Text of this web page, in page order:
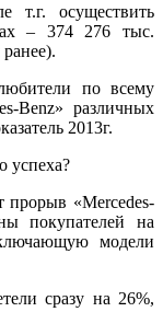
т.г. осуществить
– 374 276 тыс.
по всему
Benz» различных
2013г.
успеха?
прорыв «Mercedes-
покупателей на
модели
сразу на 26%,